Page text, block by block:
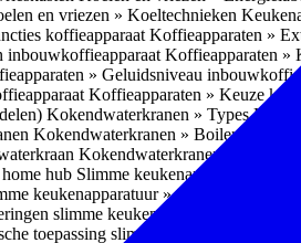
en vriezen » Koeltechnieken
koffieapparaat Koffieapparaten »
inbouwkoffieapparaat Koffieapparaten »
» Geluidsniveau
Koffieapparaten » Keuze
Kokendwaterkranen » Types
Kokendwaterkranen » Boilers
Kokendwaterkranen »
hub Slimme keukenapparatuur »
keukenapparatuur » Slimme stekker
slimme keukenapparatuur
toepassing slimme keukenapparatuur